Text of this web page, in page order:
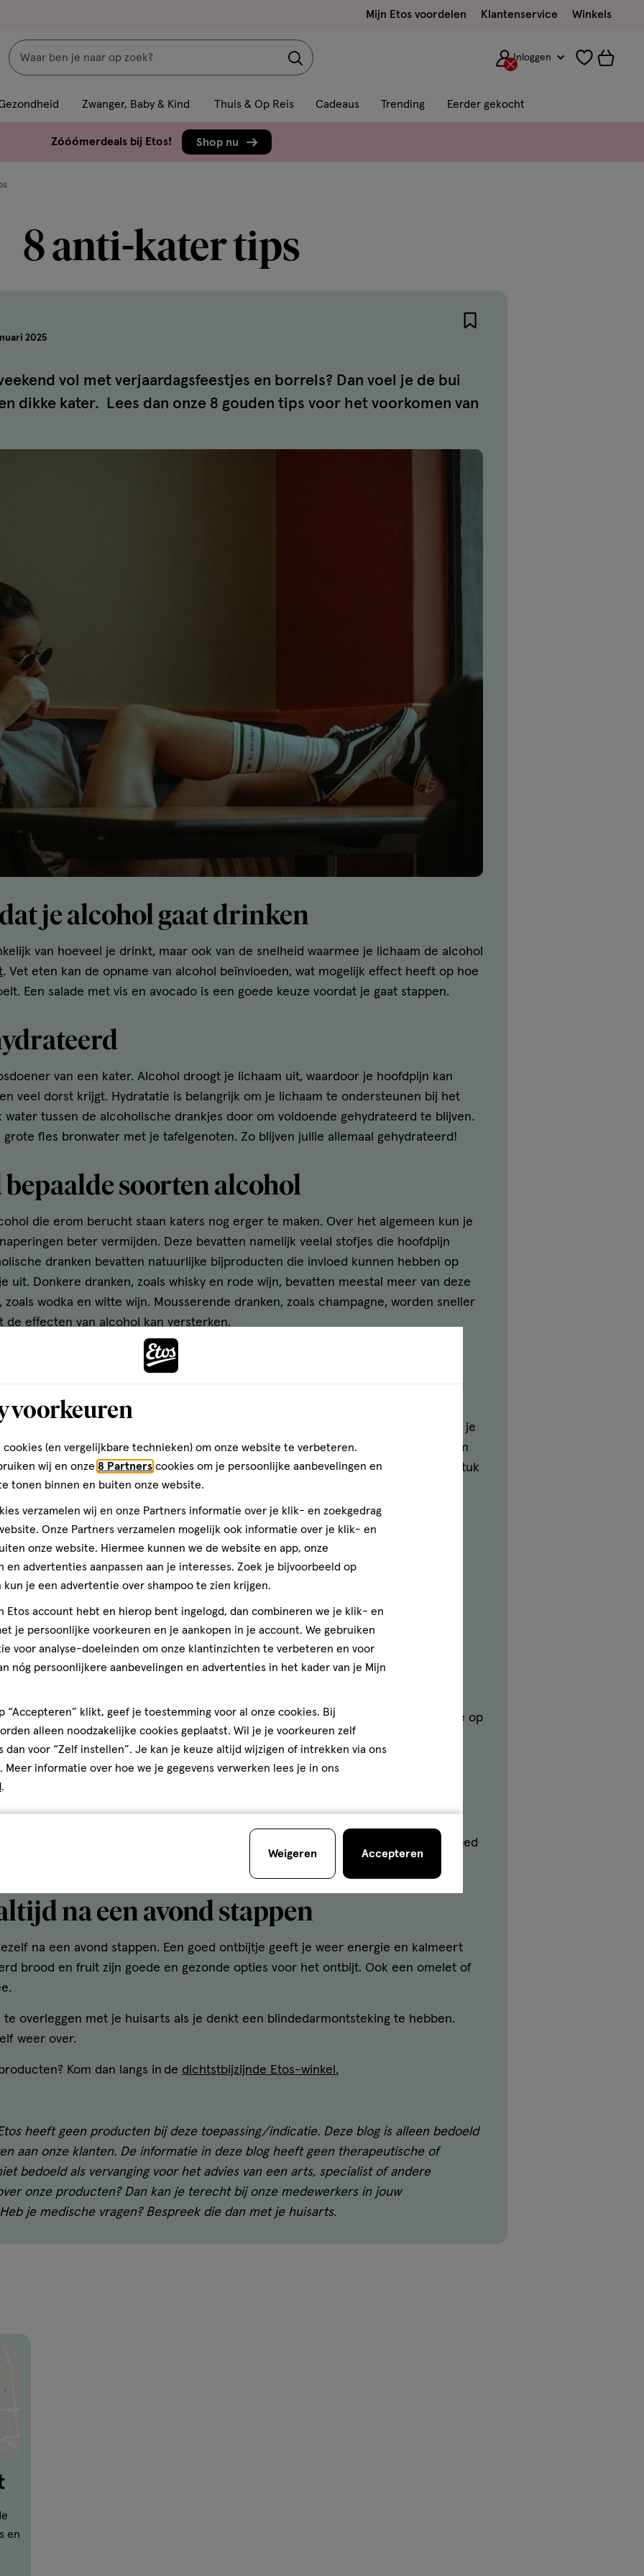
Mijn Etos voordelen Klantenservice Winkels
Zoeken
met
dit
met
geavanceerde
Inloggen
Zwanger, Baby & Kind Thuis & Op Reis Cadeaus Trending Eerder gekocht
Zóóómerdeals bij Etos! Shop nu
8 anti-kater tips
2025
vol met verjaardagsfeestjes en borrels? Dan voel je de bui
dikke kater. Lees dan onze 8 gouden tips voor het voorkomen van
je alcohol gaat drinken
van hoeveel je drinkt, maar ook van de snelheid waarmee je lichaam de alcohol
. Vet eten kan de opname van alcohol beïnvloeden, wat mogelijk effect heeft op hoe
Een salade met vis en avocado is een goede keuze voordat je gaat stappen.
van een kater. Alcohol droogt je lichaam uit, waardoor je hoofdpijn kan
veel dorst krijgt. Hydratatie is belangrijk om je lichaam te ondersteunen bij het
water tussen de alcoholische drankjes door om voldoende gehydrateerd te blijven.
grote fles bronwater met je tafelgenoten. Zo blijven jullie allemaal gehydrateerd!
soorten alcohol
die erom berucht staan katers nog erger te maken. Over het algemeen kun je
beter vermijden. Deze bevatten namelijk veelal stofjes die hoofdpijn
dranken bevatten natuurlijke bijproducten die invloed kunnen hebben op
uit. Donkere dranken, zoals whisky en rode wijn, bevatten meestal meer van deze
wodka en witte wijn. Mousserende dranken, zoals champagne, worden sneller
de effecten van alcohol kan versterken.
te snel
uur nodig om een glas alcohol te verwerken. Je lever speelt daarbij een
levert die de alcohol afbreken. Als de toevoer van alcohol te snel gaat, kan je
niet snel genoeg verwerken. Hierdoor ontstaat uiteindelijk een kater. Doe daarom
wijn of bier. Zo geniet je meer van je drankje en word je de volgende dag een stuk
mate
dat de kans op een kater toeneemt bij elk extra glas alcohol. Probeer
Stop met drinken wanneer je het idee hebt dat je genoeg hebt gehad en
bij te houden.
over
kans hebt op een kater als je tijdens het drinken rookt. Bovendien zorgt roken
kater. Blijf dit weekend dus weg uit de rookruimte en doe een extra dansje op
een goede nachtrust
rust nodig om te herstellen van de alcohol. Zorg er daarom voor dat je goed
Vooral onderbroken slaap vergroot je kans op een kater, dus sluit je gordijnen goed
en een slaapmasker op voor een goede nachtrust.
na een avond stappen
na een avond stappen. Een goed ontbijtje geeft je weer energie en kalmeert
brood en fruit zijn goede en gezonde opties voor het ontbijt. Ook een omelet of
te overleggen met je huisarts als je denkt een blindedarmontsteking te hebben.
weer over.
Kom dan langs in de dichtstbijzijnde Etos-winkel.
heeft geen producten bij deze toepassing/indicatie. Deze blog is alleen bedoeld
aan onze klanten. De informatie in deze blog heeft geen therapeutische of
bedoeld als vervanging voor het advies van een arts, specialist of andere
onze producten? Dan kan je terecht bij onze medewerkers in jouw
je medische vragen? Bespreek die dan met je huisarts.
en
voorkeuren
cookies (en vergelijkbare technieken) om onze website te verbeteren.
wij en onze 8 Partners cookies om je persoonlijke aanbevelingen en
tonen binnen en buiten onze website.
verzamelen wij en onze Partners informatie over je klik- en zoekgedrag
Onze Partners verzamelen mogelijk ook informatie over je klik- en
onze website. Hiermee kunnen we de website en app, onze
en advertenties aanpassen aan je interesses. Zoek je bijvoorbeeld op
kun je een advertentie over shampoo te zien krijgen.
Etos account hebt en hierop bent ingelogd, dan combineren we je klik- en
je persoonlijke voorkeuren en je aankopen in je account. We gebruiken
voor analyse-doeleinden om onze klantinzichten te verbeteren en voor
nóg persoonlijkere aanbevelingen en advertenties in het kader van je Mijn
“Accepteren” klikt, geef je toestemming voor al onze cookies. Bij
alleen noodzakelijke cookies geplaatst. Wil je je voorkeuren zelf
dan voor “Zelf instellen”. Je kan je keuze altijd wijzigen of intrekken via ons
. Meer informatie over hoe we je gegevens verwerken lees je in ons
.
Weigeren Accepteren